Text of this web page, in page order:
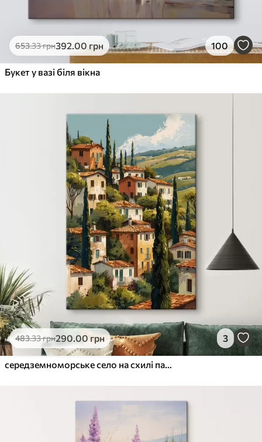
653.33грн392.00 грн 100
Букет у вазі біля вікна
483.33грн290.00 грн 3
середземноморське село на схилі пагорба, ряди будинків теплих відтінків з теракотовими дахами